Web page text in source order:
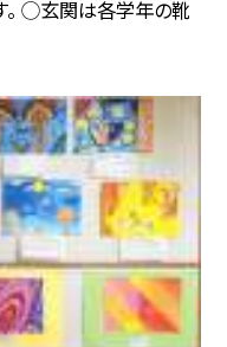
。 ◯玄関は各学年の靴